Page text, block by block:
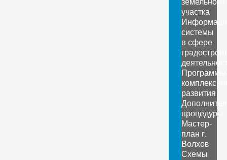
участка
системы
в сфере
Программы
развития
процедуры
Мастер-
план г.
Волхов
Схемы